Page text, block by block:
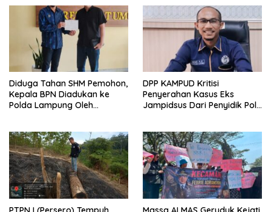
Diduga Tahan SHM Pemohon,
Kepala BPN Diadukan ke
Polda Lampung Oleh
DPP KAMPUD Kritisi
Penyerahan Kasus Eks
Jampidsus Dari Penyidik Polri